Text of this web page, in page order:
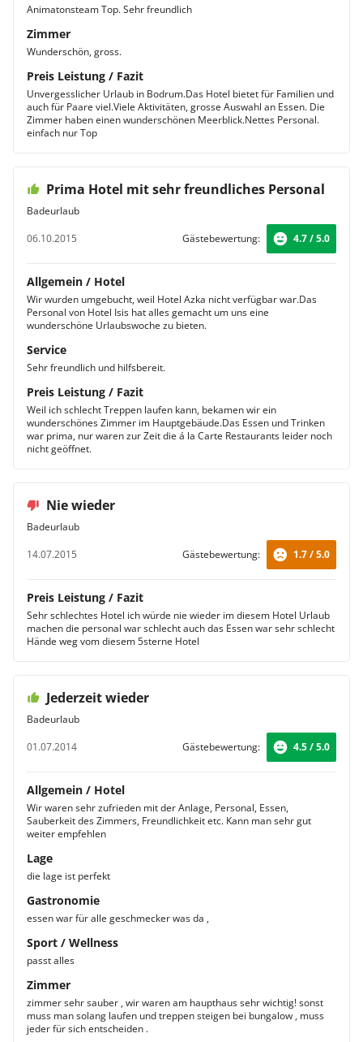
Animatonsteam Top. Sehr freundlich
Zimmer
Wunderschön, gross.
Preis Leistung / Fazit
Unvergesslicher Urlaub in Bodrum.Das Hotel bietet für Familien und
auch für Paare viel.Viele Aktivitäten, grosse Auswahl an Essen. Die
Zimmer haben einen wunderschönen Meerblick.Nettes Personal.
einfach nur Top
Prima Hotel mit sehr freundliches Personal
Badeurlaub
06.10.2015
Gästebewertung: 4.7 / 5.0
Allgemein / Hotel
Wir wurden umgebucht, weil Hotel Azka nicht verfügbar war.Das
Personal von Hotel Isis hat alles gemacht um uns eine
wunderschöne Urlaubswoche zu bieten.
Service
Sehr freundlich und hilfsbereit.
Preis Leistung / Fazit
Weil ich schlecht Treppen laufen kann, bekamen wir ein
wunderschönes Zimmer im Hauptgebäude.Das Essen und Trinken
war prima, nur waren zur Zeit die á la Carte Restaurants leider noch
nicht geöffnet.
Nie wieder
Badeurlaub
14.07.2015
Gästebewertung: 1.7 / 5.0
Preis Leistung / Fazit
Sehr schlechtes Hotel ich würde nie wieder im diesem Hotel Urlaub
machen die personal war schlecht auch das Essen war sehr schlecht
Hände weg vom diesem 5sterne Hotel
Jederzeit wieder
Badeurlaub
01.07.2014
Gästebewertung: 4.5 / 5.0
Allgemein / Hotel
Wir waren sehr zufrieden mit der Anlage, Personal, Essen,
Sauberkeit des Zimmers, Freundlichkeit etc. Kann man sehr gut
weiter empfehlen
Lage
die lage ist perfekt
Gastronomie
essen war für alle geschmecker was da ,
Sport / Wellness
passt alles
Zimmer
zimmer sehr sauber , wir waren am haupthaus sehr wichtig! sonst
muss man solang laufen und treppen steigen bei bungalow , muss
jeder für sich entscheiden .